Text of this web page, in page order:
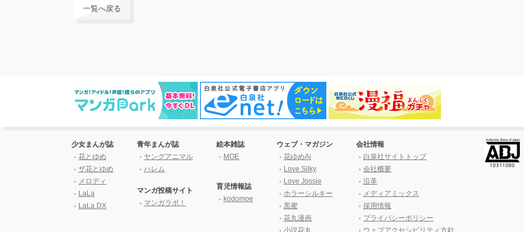
一覧へ戻る
少女まんが誌
花とゆめ
ザ花とゆめ
メロディ
LaLa
LaLa DX
青年まんが誌
ヤングアニマル
ハレム
マンガ投稿サイト
マンガラボ！
絵本雑誌
MOE
育児情報誌
kodomoe
ウェブ・マガジン
花ゆめAi
Love Silky
Love Jossie
ホラーシルキー
黒蜜
花丸漫画
小説花丸
会社情報
白泉社サイトトップ
会社概要
沿革
メディアミックス
採用情報
プライバシーポリシー
ウェブアクセシビリティ方針